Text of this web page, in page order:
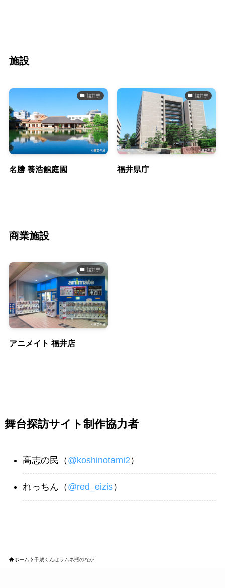
施設
福井県
名勝 養浩館庭園
福井県
福井県庁
商業施設
福井県
アニメイト 福井店
舞台探訪サイト制作協力者
高志の民（ @koshinotami2 ）
れっちん（ @red_eizis）
ホーム 千歳くんはラムネ瓶のなか